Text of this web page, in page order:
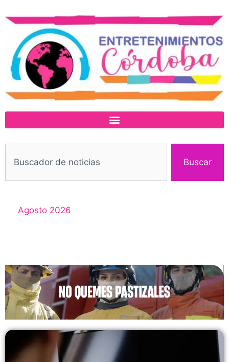
Buscar
Agosto 2026